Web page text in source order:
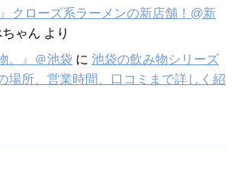
クローズ系ラーメンの新店舗！@新
ちゃん より
。』＠池袋 に 池袋の飲み物シリーズ
場所、営業時間、口コミまで詳しく紹